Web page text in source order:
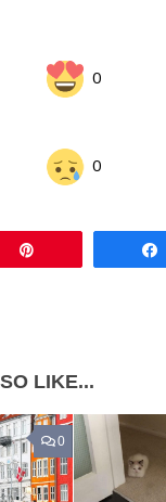
0
0
LIKE...
0